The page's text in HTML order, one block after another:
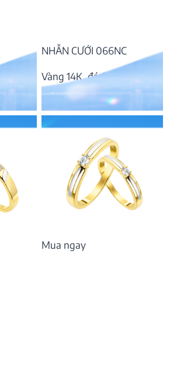
NHẪN CƯỚI 066NC
Vàng 14K, đá CZ
9.552.000₫
Mua ngay